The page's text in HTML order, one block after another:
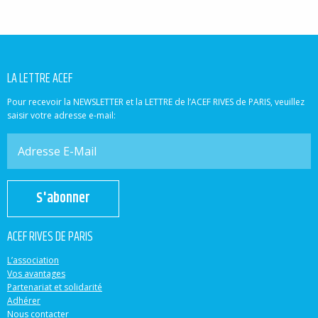
LA LETTRE ACEF
Pour recevoir la NEWSLETTER et la LETTRE de l’ACEF RIVES de PARIS, veuillez
saisir votre adresse e-mail:
S'abonner
ACEF RIVES DE PARIS
L’association
Vos avantages
Partenariat et solidarité
Adhérer
Nous contacter